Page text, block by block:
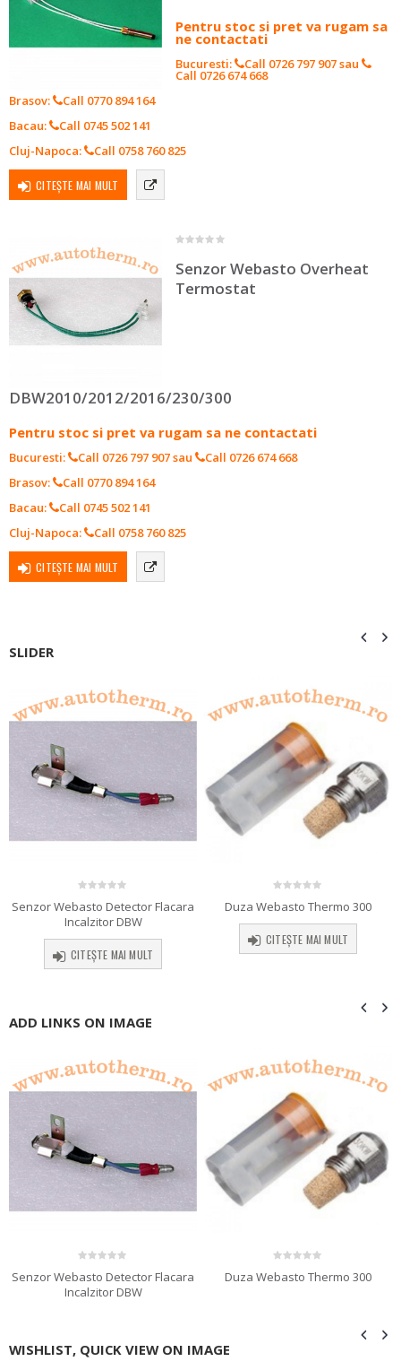
Pentru stoc si pret va rugam sa
ne contactati
Bucuresti: Call 0726 797 907sau
Call 0726 674 668
Brasov:
Call 0770 894 164
Bacau:
Call 0745 502 141
Cluj-Napoca:
Call 0758 760 825
CITEȘTE MAI MULT
Senzor Webasto Overheat
Termostat
DBW2010/2012/2016/230/300
Pentru stoc si pret va rugam sa ne contactati
Bucuresti: Call 0726 797 907sau
Call 0726 674 668
Brasov:
Call 0770 894 164
Bacau:
Call 0745 502 141
Cluj-Napoca:
Call 0758 760 825
CITEȘTE MAI MULT
SLIDER
Senzor Webasto Detector Flacara
Incalzitor DBW
CITEȘTE MAI MULT
Duza Webasto Thermo 300
CITEȘTE MAI MULT
ADD LINKS ON IMAGE
Senzor Webasto Detector Flacara
Incalzitor DBW
Duza Webasto Thermo 300
WISHLIST, QUICK VIEW ON IMAGE